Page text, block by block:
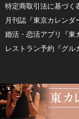
特定商取引法に基づく
月刊誌『東京カレンダ
婚活・恋活アプリ『東
レストラン予約『グル